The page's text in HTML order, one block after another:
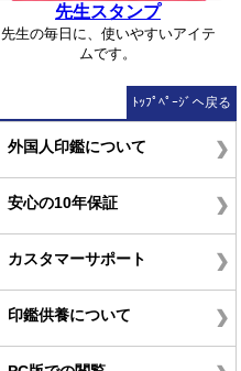
先生スタンプ
先生の毎日に、使いやすいアイテ
ムです。
ﾄｯﾌﾟﾍﾟｰｼﾞへ戻る
外国人印鑑について
安心の10年保証
カスタマーサポート
印鑑供養について